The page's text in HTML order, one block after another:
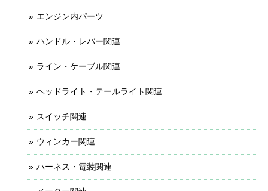
エンジン内パーツ
ハンドル・レバー関連
ライン・ケーブル関連
ヘッドライト・テールライト関連
スイッチ関連
ウィンカー関連
ハーネス・電装関連